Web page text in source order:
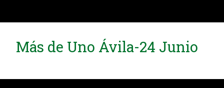
Más de Uno Ávila-24 Junio